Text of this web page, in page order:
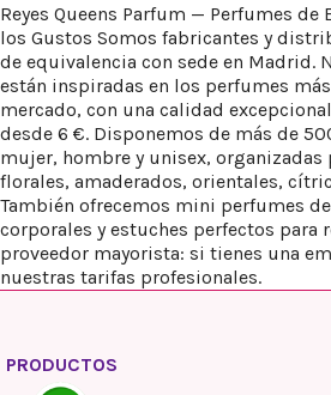
Reyes Queens Parfum — Perfumes de
los Gustos Somos fabricantes y
de equivalencia con sede en Madrid.
están inspiradas en los perfumes
mercado, con una calidad
desde 6 €. Disponemos de más de
mujer, hombre y unisex,
florales, amaderados, orientales,
También ofrecemos mini perfumes
corporales y estuches perfectos para
proveedor mayorista: si tienes una
nuestras tarifas profesionales.
PRODUCTOS